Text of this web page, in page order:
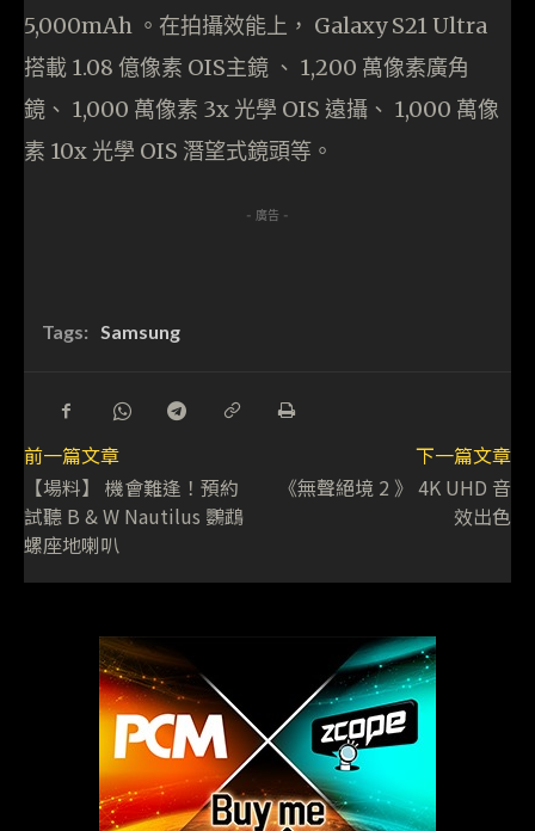
5,000mAh 。在拍攝效能上， Galaxy S21 Ultra
搭載 1.08 億像素 OIS主鏡 、 1,200 萬像素廣角
鏡、 1,000 萬像素 3x 光學 OIS 遠攝、 1,000 萬像
素 10x 光學 OIS 潛望式鏡頭等。
- 廣告 -
Tags: Samsung
前一篇文章
【場料】 機會難逢！預約
試聽 B & W Nautilus 鸚鵡
螺座地喇叭
下一篇文章
《無聲絕境 2 》 4K UHD 音
效出色